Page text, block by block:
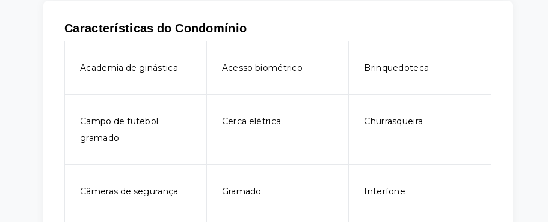
Características do Condomínio
Academia de ginástica Acesso biométrico Brinquedoteca
Campo de futebol
gramado
Cerca elétrica Churrasqueira
Câmeras de segurança Gramado Interfone